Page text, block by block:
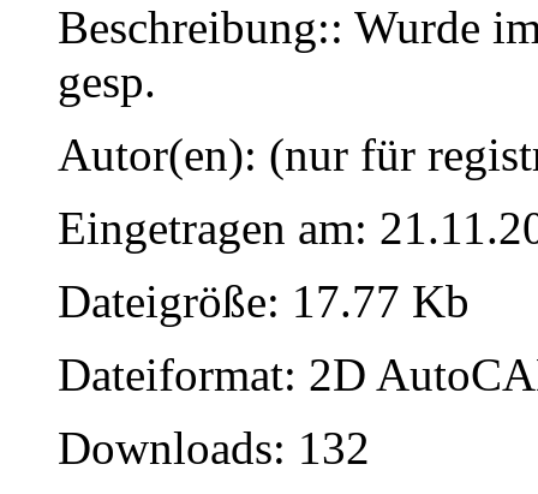
Beschreibung:: Wurde
gesp.
Autor(en): (nur für
Eingetragen am:
Dateigröße: 17.77 Kb
Dateiformat: 2D
Downloads: 132